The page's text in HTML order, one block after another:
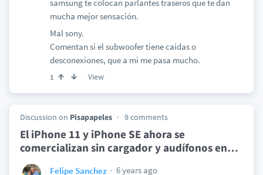
samsung te colocan parlantes traseros que te dan
mucha mejor sensación.
Mal sony.
Comentan si el subwoofer tiene caídas o
desconexiones, que a mi me pasa mucho.
1 View
Discussion on Pisapapeles 9 comments
El iPhone 11 y iPhone SE ahora se
comercializan sin cargador y audífonos en…
Felipe Sanchez
6 years ago